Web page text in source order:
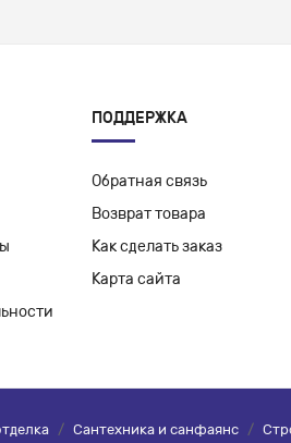
ПОДДЕРЖКА
Обратная связь
Возврат товара
Как сделать заказ
Карта сайта
/ Сантехника и санфаянс /